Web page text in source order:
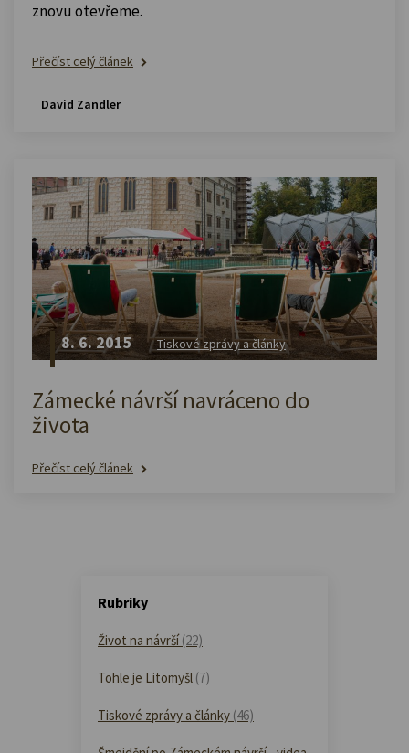
znovu otevřeme.
Přečíst celý článek
David Zandler
8. 6. 2015 Tiskové zprávy a články
Zámecké návrší navráceno do
života
Přečíst celý článek
Rubriky
Život na návrší(22)
Tohle je Litomyšl (7)
Tiskové zprávy a články (46)